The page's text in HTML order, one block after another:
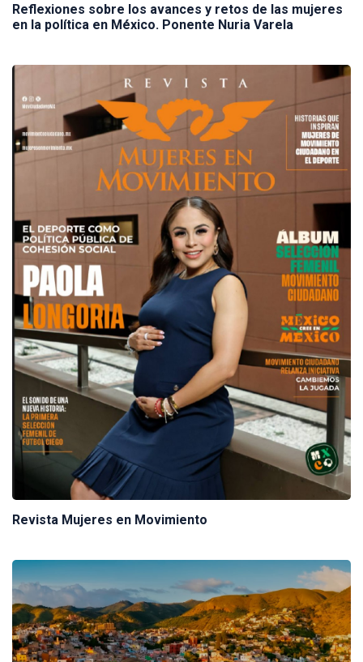
Reflexiones sobre los avances y retos de las mujeres
en la política en México. Ponente Nuria Varela
Revista Mujeres en Movimiento